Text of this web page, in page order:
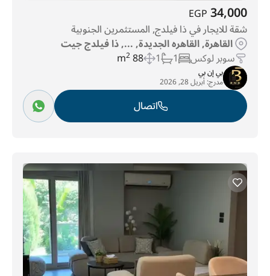
34,000
EGP
شقة للايجار في ذا فيلدج, المستثمرين الجنوبية
القاهرة, القاهره الجديدة, ..., ذا فيلدج جيت
سوبر لوكس 1
1
88 m
2
بي إن بي
مدرج:أبريل 28, 2026
اتصال